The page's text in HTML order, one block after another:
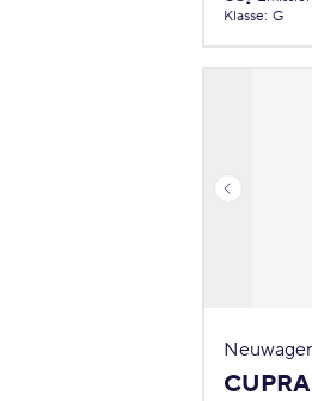
Klasse: G